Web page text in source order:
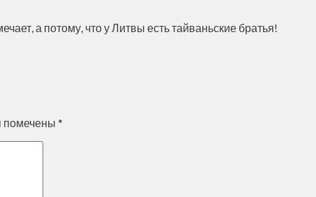
а потому, что у Литвы есть тайваньские братья!
помечены *